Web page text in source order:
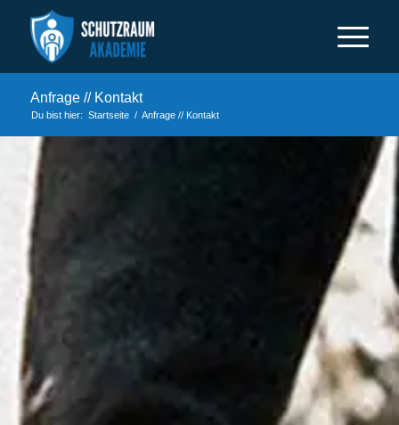
Anfrage // Kontakt
Du bist hier: Startseite / Anfrage // Kontakt